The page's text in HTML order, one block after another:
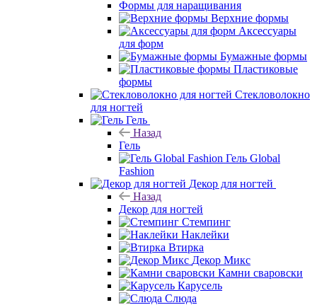
Формы для наращивания
Верхние формы
Аксессуары
для форм
Бумажные формы
Пластиковые
формы
Стекловолокно
для ногтей
Гель
Назад
Гель
Гель Global
Fashion
Декор для ногтей
Назад
Декор для ногтей
Стемпинг
Наклейки
Втирка
Декор Микс
Камни сваровски
Карусель
Слюда